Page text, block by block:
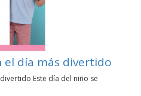
día más divertido
Este día del niño se